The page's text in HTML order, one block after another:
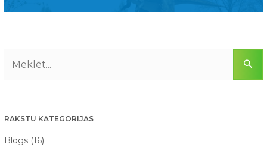
RAKSTU KATEGORIJAS
Blogs (16)